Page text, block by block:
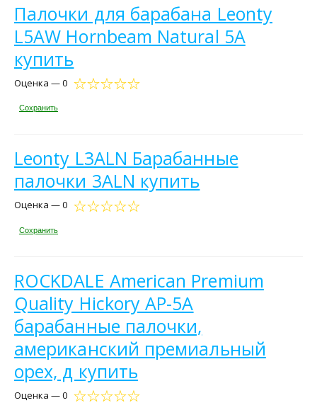
Палочки для барабана Leonty
L5AW Hornbeam Natural 5A
купить
Оценка — 0
Сохранить
Leonty L3ALN Барабанные
палочки 3ALN купить
Оценка — 0
Сохранить
ROCKDALE American Premium
Quality Hickory AP-5A
барабанные палочки,
американский премиальный
орех, д купить
Оценка — 0